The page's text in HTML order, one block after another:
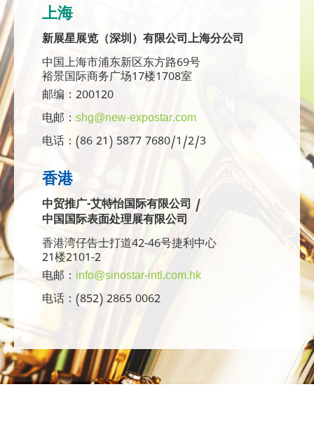
上海
新展星展览（深圳）有限公司上海分公司
中国上海市浦东新区东方路69号
裕景国际商务广场17楼1708室
邮编：200120
电邮： shg@new-expostar.com
电话：(86 21) 5877 7680/1/2/3
香港
中贸推广-艾特怡国际有限公司 /
中国国际表面处理展有限公司
香港湾仔告士打道42-46号捷利中心
21楼2101-2
电邮： info@sinostar-intl.com.hk
电话：(852) 2865 0062